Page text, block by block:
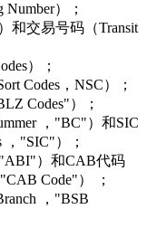
）；
和交易号码（Transit
）；
Codes，NSC）；
Codes"）；
，"BC"）和SIC
，"SIC"）；
）和CAB代码
Code"） ；
，"BSB